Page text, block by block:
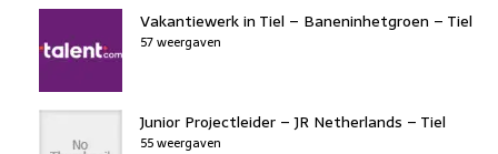
Vakantiewerk in Tiel – Baneninhetgroen – Tiel
57 weergaven
Junior Projectleider – JR Netherlands – Tiel
55 weergaven